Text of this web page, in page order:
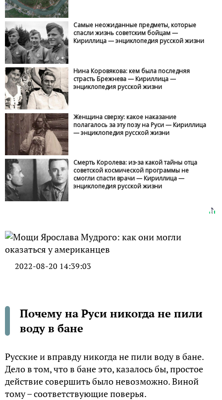
Самые неожиданные предметы, которые
спасли жизнь советским бойцам —
Кириллица — энциклопедия русской жизни
Нина Коровякова: кем была последняя
страсть Брежнева — Кириллица —
энциклопедия русской жизни
Женщина сверху: какое наказание
полагалось за эту позу на Руси — Кириллица
— энциклопедия русской жизни
Смерть Королева: из-за какой тайны отца
советской космической программы не
смогли спасти врачи — Кириллица —
энциклопедия русской жизни
2022-08-20 14:39:03
Почему на Руси никогда не пили
воду в бане
Русские и вправду никогда не пили воду в бане.
Дело в том, что в бане это, казалось бы, простое
действие совершить было невозможно. Виной
тому – соответствующие поверья.